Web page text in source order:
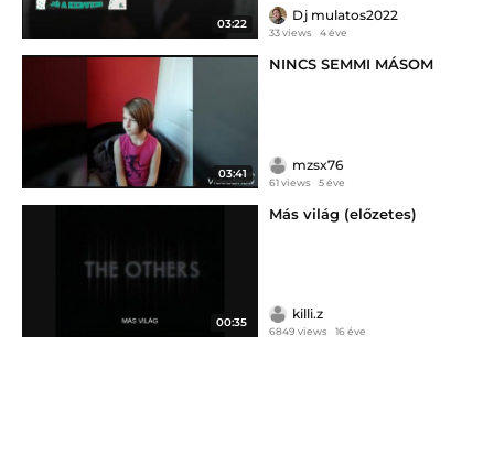
03:22
Dj mulatos2022
33 views 4 éve
03:41
NINCS SEMMI MÁSOM
mzsx76
61 views 5 éve
00:35
Más világ (előzetes)
killi.z
6849 views 16 éve